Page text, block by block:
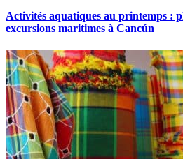
Activités aquatiques au printemps :
excursions maritimes à Cancún